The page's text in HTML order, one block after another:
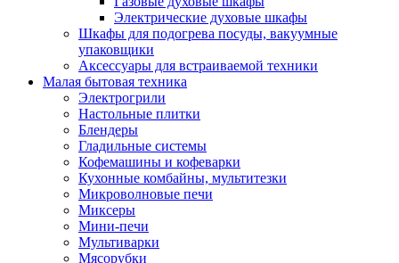
Электрические духовые шкафы
Шкафы для подогрева посуды, вакуумные
упаковщики
Аксессуары для встраиваемой техники
Малая бытовая техника
Электрогрили
Настольные плитки
Блендеры
Гладильные системы
Кофемашины и кофеварки
Кухонные комбайны, мультитезки
Микроволновые печи
Миксеры
Мини-печи
Мультиварки
Мясорубки